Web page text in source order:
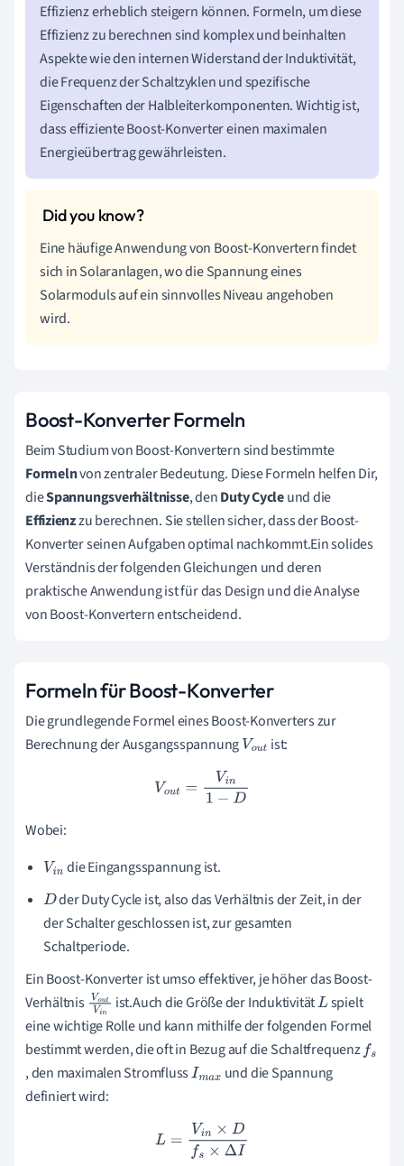
Effizienz erheblich steigern können. Formeln, um diese
Effizienz zu berechnen sind komplex und beinhalten
Aspekte wie den internen Widerstand der Induktivität,
die Frequenz der Schaltzyklen und spezifische
Eigenschaften der Halbleiterkomponenten. Wichtig ist,
dass effiziente Boost-Konverter einen maximalen
Energieübertrag gewährleisten.
Eine häufige Anwendung von Boost-Konvertern findet
sich in Solaranlagen, wo die Spannung eines
Solarmoduls auf ein sinnvolles Niveau angehoben
wird.
Boost-Konverter Formeln
Beim Studium von Boost-Konvertern sind bestimmte
Formelnvon zentraler Bedeutung. Diese Formeln helfen Dir,
dieSpannungsverhältnisse, denDuty Cycleund die
Effizienzzu berechnen. Sie stellen sicher, dass der Boost-
Konverter seinen Aufgaben optimal nachkommt.Ein solides
Verständnis der folgenden Gleichungen und deren
praktische Anwendung ist für das Design und die Analyse
von Boost-Konvertern entscheidend.
Formeln für Boost-Konverter
Die grundlegende Formel eines Boost-Konverters zur
Berechnung der Ausgangsspannung Vou ist:
V out= Vin1−D
Wobei:
Vin die Eingangsspannung ist.
D der Duty Cycle ist, also das Verhältnis der Zeit, in der
der Schalter geschlossen ist, zur gesamten
Schaltperiode.
Ein Boost-Konverter ist umso effektiver, je höher das Boost-
Verhältnis Vou
tVin
ist.Auch die Größe der InduktivitätLspielt
eine wichtige Rolle und kann mithilfe der folgenden Formel
bestimmt werden, die oft in Bezug auf die Schaltfrequenzf
, den maximalen StromflussImax und die Spannung
definiert wird:
L =V n×Dfs×ΔI